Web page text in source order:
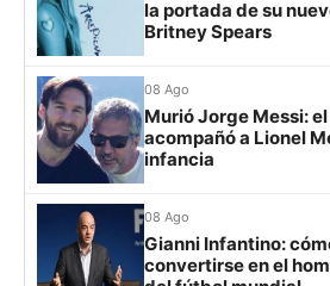
Grupo H
Rosario Central
UCV FC
Libertad
la portada de su
Britney Spears
08 Ago
Murió Jorge Messi:
acompañó a Lionel
infancia
08 Ago
Gianni Infantino:
convertirse en el